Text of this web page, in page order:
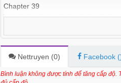
Chapter 39
Chapter 37
Chapter 36
Chapter 35
Nettruyen (0) Facebook (
Bình luận không được tính để tăng cấp độ.